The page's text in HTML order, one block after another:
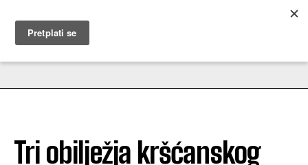
MUŽEVNI BUDITE
Tri obilježja kršćanskog